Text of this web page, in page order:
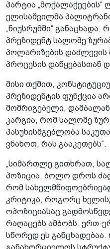
პარტია
ელისაშვილმა
„ნიუსრუმში“ განაცხადა,
პრეზიდენტ სალომე
პოლარიზების დაძლევის
პროცესის დაწყებასთან
მისი თქმით,
პრეზიდენტის ფუნქცია
მომრიგებელი,
კარგია, რომ სალომე
პასუხისმგებლობა
ვნახოთ, რას გააკეთებს“.
„სიმართლე გითხრათ,
პოზიცია, ბოლო დროს
რომ
კრიტიკა, როგორც
ოპოზიციასაც
რაღაცებს ამბობს. ერთ-
სწორედ ეს